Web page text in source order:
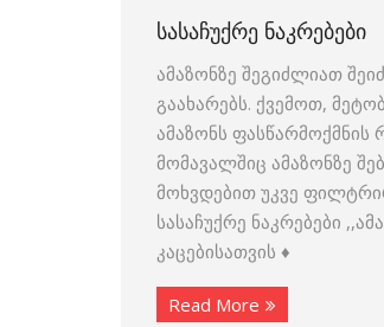
ᲡᲐᲡᲐᲩᲣᲥᲠᲔ ᲜᲐᲙᲠᲔᲑᲔᲑᲘ
ამაზონზე შეგიძლიათ
გაახარებს. ქვემოთ,
ამაზონს ფასწარმოქმნის
მომავალშიც ამაზონზე
მოხვდებით უკვე
სასაჩუქრე ნაკრებები
კაცებისათვის ♦
Read More